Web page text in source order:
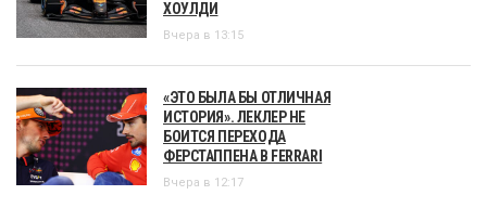
ХОУЛДИ
Вчера в 13:15
«ЭТО БЫЛА БЫ ОТЛИЧНАЯ
ИСТОРИЯ». ЛЕКЛЕР НЕ
БОИТСЯ ПЕРЕХОДА
ФЕРСТАППЕНА В FERRARI
Вчера в 12:17